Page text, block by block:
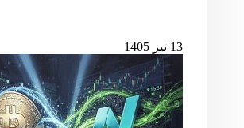
13 تیر 1405